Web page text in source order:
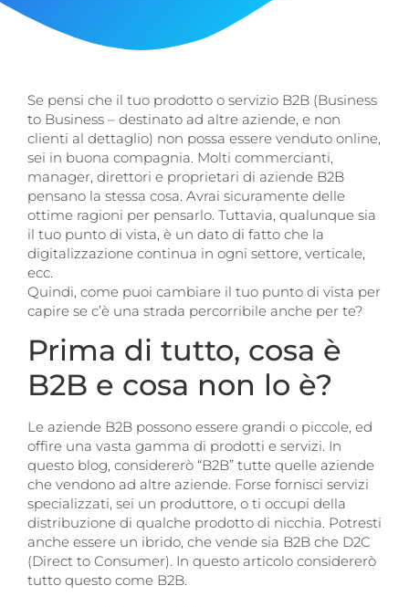
Se pensi che il tuo prodotto o servizio B2B (Business
to Business – destinato ad altre aziende, e non
clienti al dettaglio) non possa essere venduto online,
sei in buona compagnia. Molti commercianti,
manager, direttori e proprietari di aziende B2B
pensano la stessa cosa. Avrai sicuramente delle
ottime ragioni per pensarlo. Tuttavia, qualunque sia
il tuo punto di vista, è un dato di fatto che la
digitalizzazione continua in ogni settore, verticale,
ecc.
Quindi, come puoi cambiare il tuo punto di vista per
capire se c’è una strada percorribile anche per te?
Prima di tutto, cosa è
B2B e cosa non lo è?
Le aziende B2B possono essere grandi o piccole, ed
offire una vasta gamma di prodotti e servizi. In
questo blog, considererò “B2B” tutte quelle aziende
che vendono ad altre aziende. Forse fornisci servizi
specializzati, sei un produttore, o ti occupi della
distribuzione di qualche prodotto di nicchia. Potresti
anche essere un ibrido, che vende sia B2B che D2C
(Direct to Consumer). In questo articolo considererò
tutto questo come B2B.